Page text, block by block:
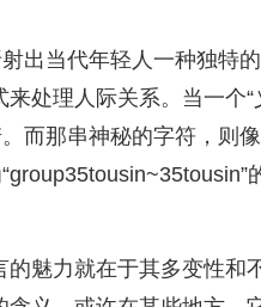
出当代年轻人一种独特
处理人际关系。当一个
而那串神秘的字符，则
魅力就在于其多变性和